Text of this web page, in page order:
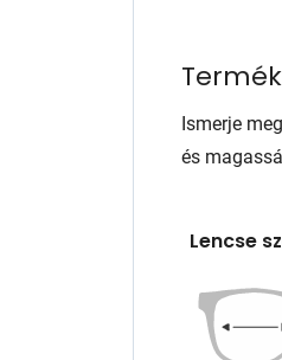
Ismerje
és
Lencse